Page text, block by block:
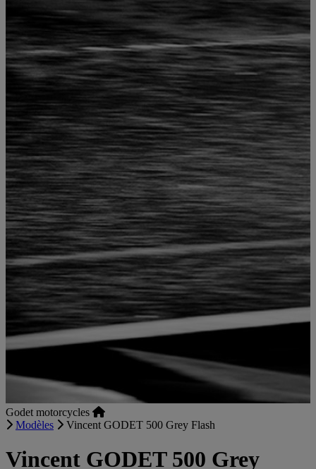
Godet motorcycles
Modèles
Vincent GODET 500 Grey Flash
Vincent GODET 500 Grey